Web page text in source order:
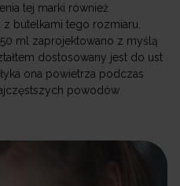
tej marki również
butelkami tego rozmiaru.
ml zaprojektowano z myślą
dostosowany jest do ust
ona powietrza podczas
powodów